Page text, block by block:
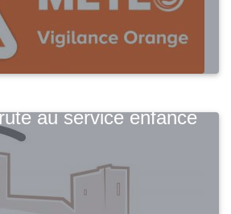
au service enfance